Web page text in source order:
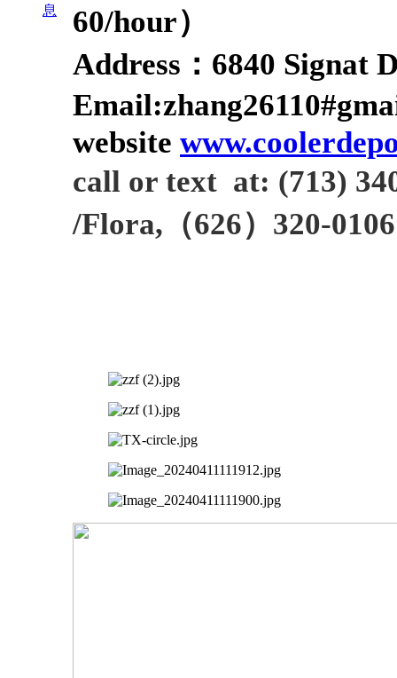
息
60/hour）
Address： 6840 Signat
E
website
call or text at: (713)
/Flora, （626）320-0106